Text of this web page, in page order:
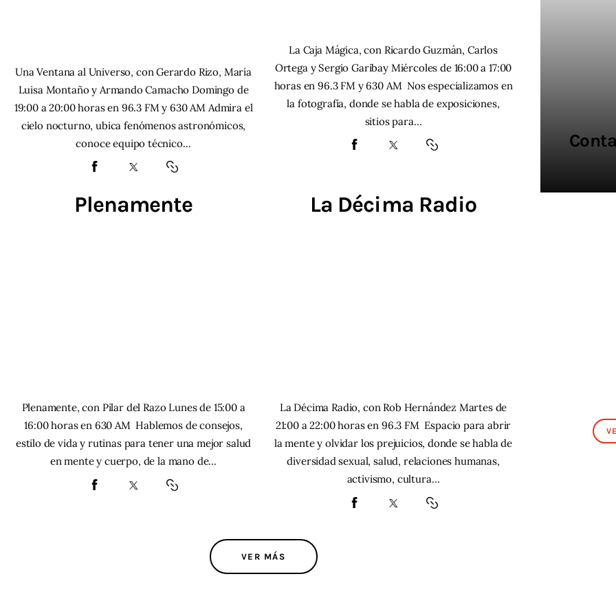
Una Ventana al Universo, con Gerardo Rizo, María
Luisa Montaño y Armando Camacho Domingo de
19:00 a 20:00 horas en 96.3 FM y 630 AM Admira el
cielo nocturno, ubica fenómenos astronómicos,
conoce equipo técnico…
La Caja Mágica, con Ricardo Guzmán, Carlos
Ortega y Sergio Garibay Miércoles de 16:00 a 17:00
horas en 96.3 FM y 630 AM Nos especializamos en
la fotografía, donde se habla de exposiciones,
sitios para…
Plenamente
Plenamente, con Pilar del Razo Lunes de 15:00 a
16:00 horas en 630 AM Hablemos de consejos,
estilo de vida y rutinas para tener una mejor salud
en mente y cuerpo, de la mano de…
La Décima Radio
La Décima Radio, con Rob Hernández Martes de
21:00 a 22:00 horas en 96.3 FM Espacio para abrir
la mente y olvidar los prejuicios, donde se habla de
diversidad sexual, salud, relaciones humanas,
activismo, cultura…
VER MÁS